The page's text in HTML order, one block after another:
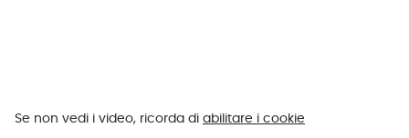
Se non vedi i video, ricorda di abilitare i cookie